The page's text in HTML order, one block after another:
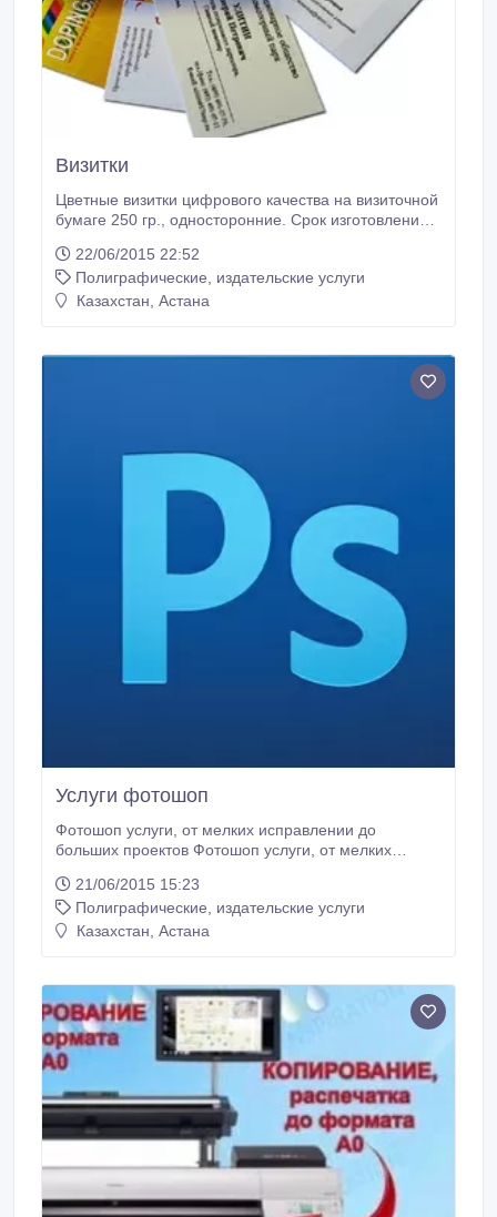
Визитки
Цветные визитки цифрового качества на визиточной
бумаге 250 гр., односторонние. Срок изготовление
в офис.
22/06/2015 22:52
Полиграфические, издательские услуги
Казахстан, Астана
Услуги фотошоп
Фотошоп услуги, от мелких исправлении до
больших проектов Фотошоп услуги, от мелких
от мелких исправлении до больших проектов
Фотошоп услуги, от мелких исправлении до
больших проектов.
21/06/2015 15:23
Полиграфические, издательские услуги
Казахстан, Астана